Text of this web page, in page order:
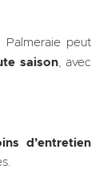
peut
saison, avec
d’entretien